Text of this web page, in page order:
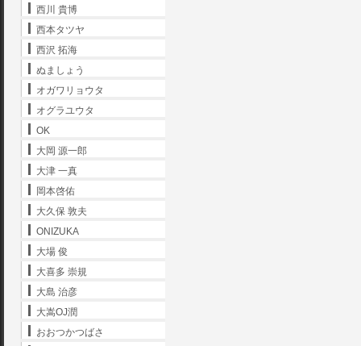
西川 貴博
西本タツヤ
西沢 拓海
ぬましょう
オガワリョウタ
オグラユウタ
OK
大岡 源一郎
大津 一真
岡本啓佑
大久保 敦夫
ONIZUKA
大場 俊
大喜多 崇規
大島 治彦
大嵩OJ潤
おおつかつばさ